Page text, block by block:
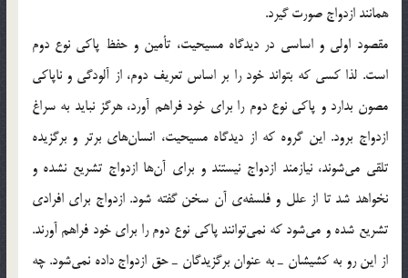
همانند ازدواج صورت گيرد.
مقصود اولي و اساسي در ديدگاه مسيحيت، تأمين و حفظ پاكي نوع دوم
است. لذا كسي كه بتواند خود را بر اساس تعريف دوم، از آلودگي و ناپاكي
مصون بدارد و پاكي نوع دوم را براي خود فراهم آورد، هرگز نبايد به سراغ
ازدواج برود. اين گروه كه از ديدگاه مسيحيت، انسان‌هاي برتر و برگزيده
تلقي مي‌شوند، نيازمند ازدواج نيستند و براي آن‌ها ازدواج تشريع نشده و
نخواهد شد تا از علل و فلسفه‌ي آن سخن گفته شود. ازدواج براي افرادي
تشريع شده و مي‌شود كه نمي‌توانند پاكي نوع دوم را براي خود فراهم آورند.
از اين رو به كشيشان ـ به عنوان برگزيدگان ـ حق ازدواج داده نمي‌شود. چه